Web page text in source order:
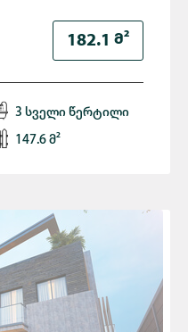
182.1 Მ²
3 სველი წერტილი
147.6 მ²